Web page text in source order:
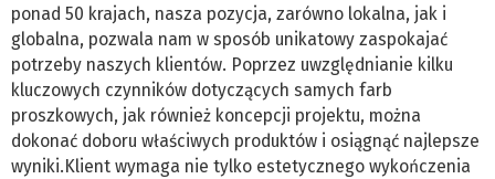
ponad 50 krajach, nasza pozycja, zarówno lokalna, jak i
globalna, pozwala nam w sposób unikatowy zaspokajać
potrzeby naszych klientów. Poprzez uwzględnianie kilku
kluczowych czynników dotyczących samych farb
proszkowych, jak również koncepcji projektu, można
dokonać doboru właściwych produktów i osiągnąć najlepsze
wyniki.Klient wymaga nie tylko estetycznego wykończenia